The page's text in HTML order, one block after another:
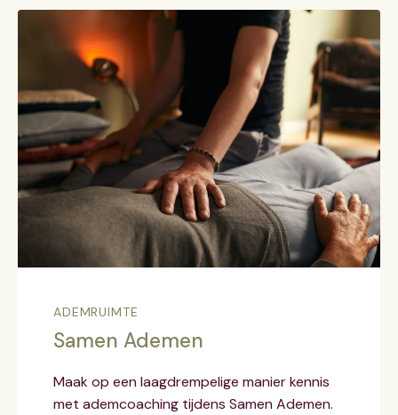
ADEMRUIMTE
Samen Ademen
Maak op een laagdrempelige manier kennis
met ademcoaching tijdens Samen Ademen.